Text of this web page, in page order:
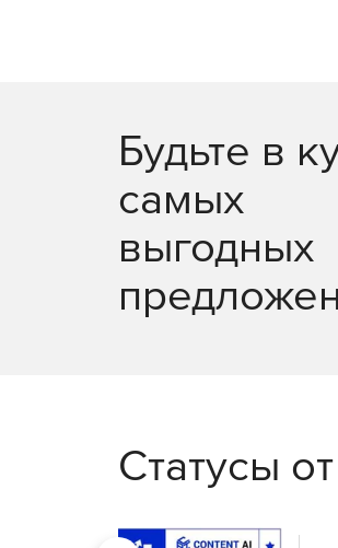
Будьте в
самых
выгодных
Статусы